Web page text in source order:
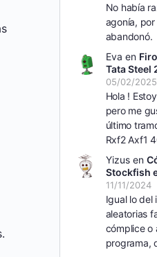
No había
agonía, por
abandonó.
Eva en
Tata Steel
05/02/2025
Hola !
pero me
último
Rxf2 Axf1
Yizusen
Stockfish
11/11/2024
Igual lo del
aleatorias
cómplice o
programa,